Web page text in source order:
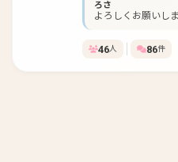
ろさ
よろしくお願いし
46人 86件